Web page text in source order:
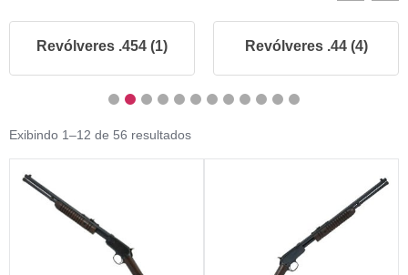
Revólveres .454 (1) Revólveres .44 (4)
Exibindo 1–12 de 56 resultados